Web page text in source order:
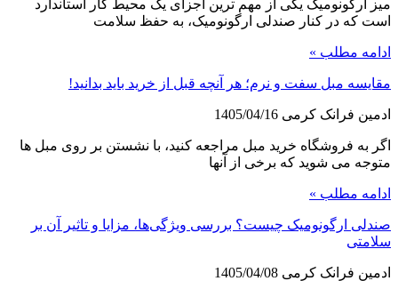
میز ارگونومیک یکی از مهم ترین اجزای یک محیط کار استاندارد
است که در کنار صندلی ارگونومیک، به حفظ سلامت
ادامه مطلب »
مقایسه مبل سفت و نرم؛ هر آنچه قبل از خرید باید بدانید!
ادمین فرانک کرمی 1405/04/16
اگر به فروشگاه خرید مبل مراجعه کنید، با نشستن بر روی مبل ها
متوجه می شوید که برخی از آنها
ادامه مطلب »
صندلی ارگونومیک چیست؟ بررسی ویژگی‌ها، مزایا و تاثیر آن بر
سلامتی
ادمین فرانک کرمی 1405/04/08